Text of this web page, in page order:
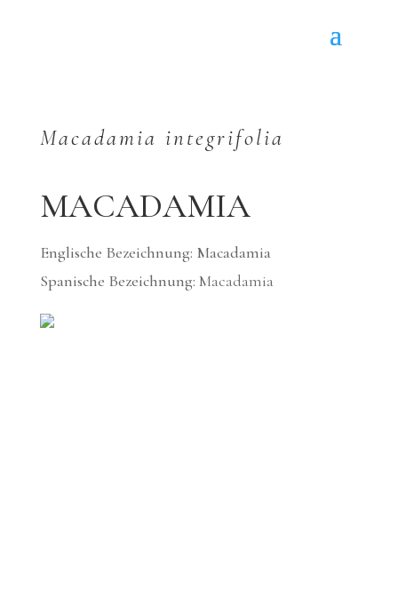
Macadamia integrifolia
MACADAMIA
Englische Bezeichnung: Macadamia
Spanische Bezeichnung: Macadamia